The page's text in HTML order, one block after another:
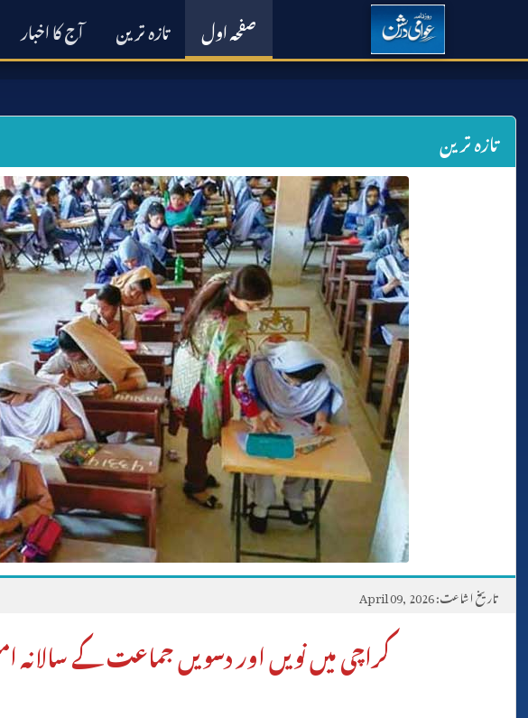
صفحہ اول تازہ ترین آج کا اخبار
تازہ ترین
تاریخ اشاعت: April 09, 2026
کراچی میں نویں اور دسویں جماعت کے